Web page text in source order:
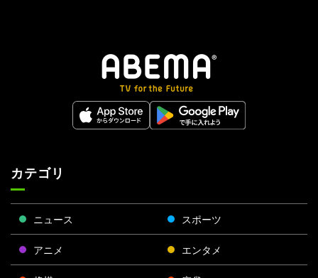
カテゴリ
ニュース スポーツ
アニメ エンタメ